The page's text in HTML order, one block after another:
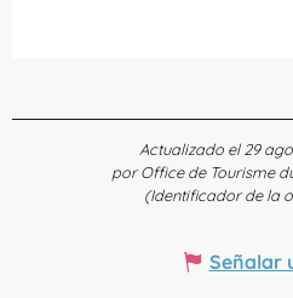
Actualizado el 29
por Office de Tourisme
(Identificador de la
Señalar